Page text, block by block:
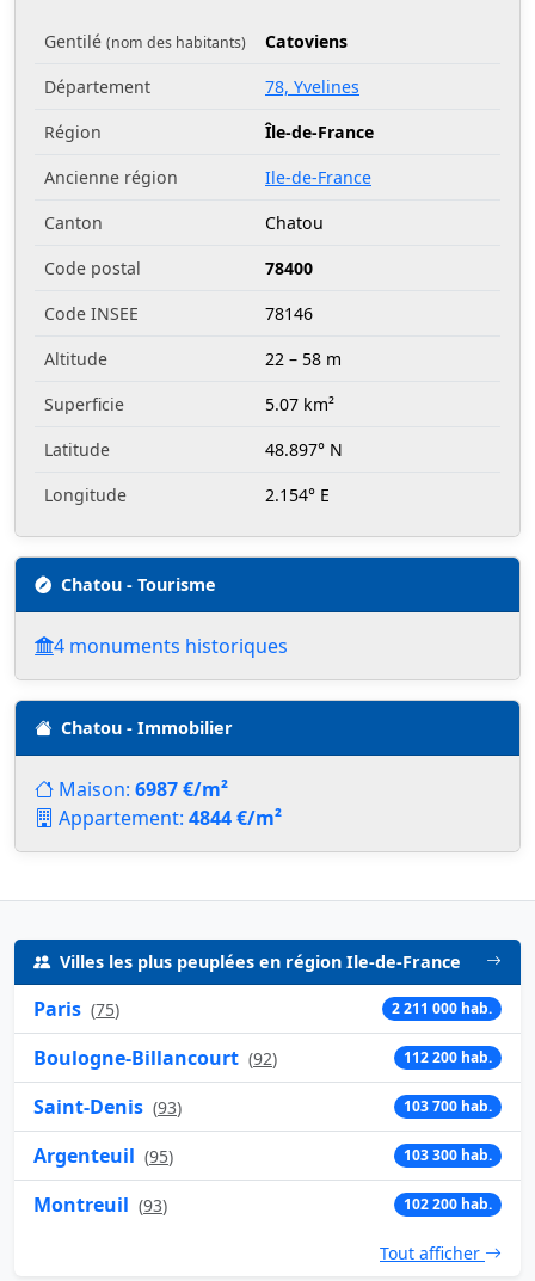
Gentilé (nom des habitants)
Catoviens
Département
78, Yvelines
Région
Île-de-France
Ancienne région
Ile-de-France
Canton
Chatou
Code postal
78400
Code INSEE
78146
Altitude
22 – 58 m
Superficie
5.07 km²
Latitude
48.897° N
Longitude
2.154° E
Chatou - Tourisme
4 monuments historiques
Chatou - Immobilier
Maison: 6987 €/m²
Appartement: 4844 €/m²
Villes les plus peuplées en région Ile-de-France
Paris (75) 2 211 000 hab.
Boulogne-Billancourt (92) 112 200 hab.
Saint-Denis (93) 103 700 hab.
Argenteuil (95) 103 300 hab.
Montreuil (93) 102 200 hab.
Tout afficher